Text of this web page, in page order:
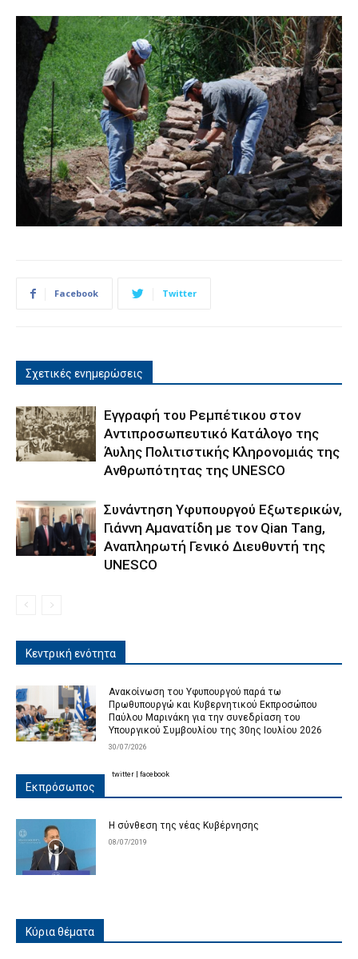
Facebook Twitter
Σχετικές ενημερώσεις
Εγγραφή του Ρεμπέτικου στον
Αντιπροσωπευτικό Κατάλογο της
Άυλης Πολιτιστικής Κληρονομιάς της
Ανθρωπότητας της UNESCO
Συνάντηση Υφυπουργού Εξωτερικών,
Γιάννη Αμανατίδη με τον Qian Tang,
Αναπληρωτή Γενικό Διευθυντή της
UNESCO
Κεντρική ενότητα
Ανακοίνωση του Υφυπουργού παρά τω
Πρωθυπουργώ και Κυβερνητικού Εκπροσώπου
Παύλου Μαρινάκη για την συνεδρίαση του
Υπουργικού Συμβουλίου της 30ης Ιουλίου 2026
30/07/2026
Εκπρόσωπος
Η σύνθεση της νέας Κυβέρνησης
08/07/2019
twitter facebook
Κύρια θέματα